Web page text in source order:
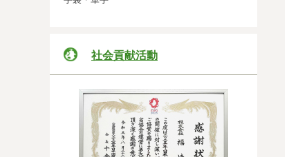
社会貢献活動